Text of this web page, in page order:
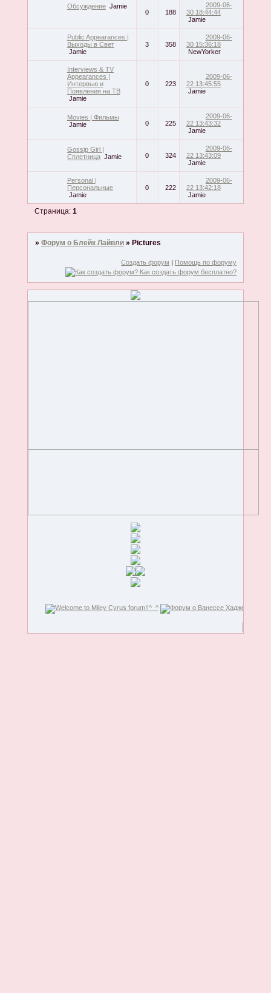
Обсуждение Jamie
0
188
2009-06-
30 18:44:44
Jamie
Public Appearances |
Выходы в Свет
Jamie
3 358
2009-06-
30 15:36:18
NewYorker
Interviews & TV
Appearances |
Интервью и
Появления на ТВ
Jamie
0 223
2009-06-
22 13:45:55
Jamie
Movies | Фильмы
Jamie
0 225
2009-06-
22 13:43:32
Jamie
Gossip Girl |
Сплетница Jamie 0 324
2009-06-
22 13:43:09
Jamie
Personal |
Персональные
Jamie
0 222
2009-06-
22 13:42:18
Jamie
Страница: 1
» Форум о Блейк Лайвли » Pictures
Создать форум | Помощь по форуму